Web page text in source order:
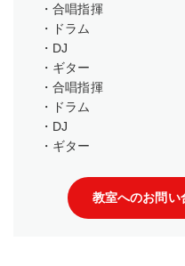
・合唱指揮
・ドラム
・DJ
・ギター
・合唱指揮
・ドラム
・DJ
・ギター
教室へのお問い